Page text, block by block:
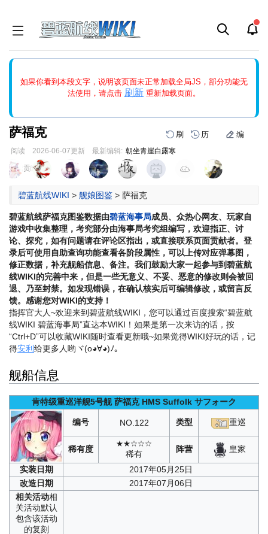
如果你看到本段文字，说明该页面未正常加载全局JS，部分功能无
法使用，请点击 刷新 重新加载页面。
能中的刷新按钮清除页面缓存并刷新，如果还有问题，请多尝试几
萨福克 刷 历 编
阅读 2026-06-07更新 最新编辑: 朝坐青崖白露寒
跳
到
跳
到
页面贡献者 :
碧蓝航线WIKI > 舰娘图鉴 > 萨福克
碧蓝航线萨福克图鉴数据由碧蓝海事局成员、众热心网友、玩家自
游戏中收集整理，考究部分由海事局考究组编写，欢迎指正、讨
论、探究，如有问题请在评论区指出，或直接联系页面贡献者。登
录后可使用自助查询功能查看各阶段属性，可以上传对应弹幕图，
修正数据，补充舰船信息、备注。我们鼓励大家一起参与到碧蓝航
线WIKI的完善中来，但是一些无意义、不妥、恶意的修改则会被回
退、乃至封禁。如发现错误，在确认核实后可编辑修改，或留言反
馈。感谢您对WIKI的支持！
指挥官大人~欢迎来到碧蓝航线WIKI，您可以通过百度搜索“碧蓝航
线WIKI 碧蓝海事局”直达本WIKI！如果是第一次来访的话，按
“Ctrl+D”可以收藏WIKI随时查看更新哦~如果觉得WIKI好玩的话，记
得安利 给更多人哟ヾ(o◕∀◕)ﾉ。
舰船信息
肯特级重巡洋舰5号舰 萨福克 HMS Suffolk サフォーク
编号 NO.122 类型 重巡
稀有度
★★☆☆☆
稀有 阵营 皇家
实装日期
2017年05月25日
改造日期
2017年07月06日
相关活动相
关活动默认
包含该活动
的复刻